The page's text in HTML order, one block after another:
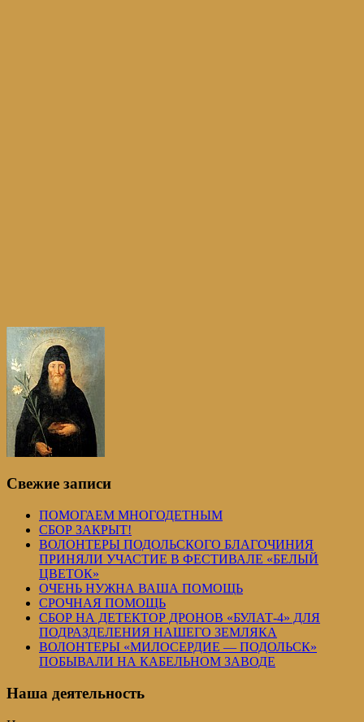
Свежие записи
ПОМОГАЕМ МНОГОДЕТНЫМ
СБОР ЗАКРЫТ!
ВОЛОНТЕРЫ ПОДОЛЬСКОГО БЛАГОЧИНИЯ
ПРИНЯЛИ УЧАСТИЕ В ФЕСТИВАЛЕ «БЕЛЫЙ
ЦВЕТОК»
ОЧЕНЬ НУЖНА ВАША ПОМОЩЬ
СРОЧНАЯ ПОМОЩЬ
СБОР НА ДЕТЕКТОР ДРОНОВ «БУЛАТ-4» ДЛЯ
ПОДРАЗДЕЛЕНИЯ НАШЕГО ЗЕМЛЯКА
ВОЛОНТЕРЫ «МИЛОСЕРДИЕ — ПОДОЛЬСК»
ПОБЫВАЛИ НА КАБЕЛЬНОМ ЗАВОДЕ
Наша деятельность